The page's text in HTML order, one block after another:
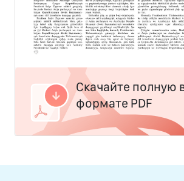
Скачайте полную
формате PDF